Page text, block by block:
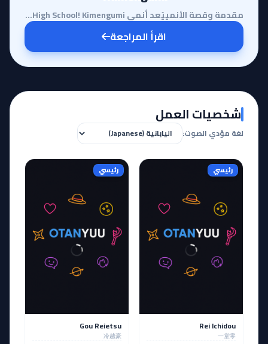
مقدمة وقصة الأنمييُعد أنمي High School! Kimengumi أيقونة كلاسيكية في عالم الكوميديا المدرسية التي تر...
اقرأ المراجعة
شخصيات العمل
لغة مؤدي الصوت:
رئيسي
Rei Ichidou
一堂零
رئيسي
Gou Reietsu
冷越豪